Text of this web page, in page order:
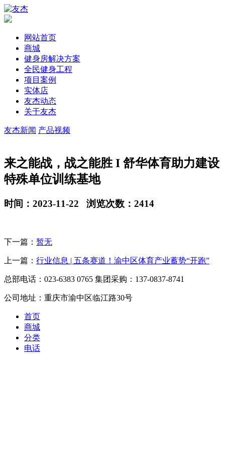
网站首页
商城
健身房解决方案
全民健身工程
项目案例
实体店
友杰动态
关于友杰
友杰新闻 产品视频
来之能战，战之能胜 I 舒华体育助力建设
特殊单位训练基地
时间：2023-11-22 浏览次数：2414
下一篇： 暂无
上一篇： 行业信息 | 五条赛道！渝中区体育产业蓄势“开跑”
总部电话：023-6383 0765 集团采购：137-0837-8741
公司地址：重庆市渝中区临江路30号
首页
商城
分类
电话